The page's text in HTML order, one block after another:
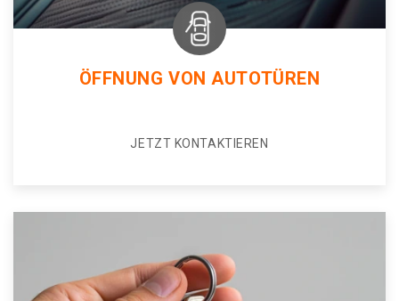
ÖFFNUNG VON AUTOTÜREN
JETZT KONTAKTIEREN